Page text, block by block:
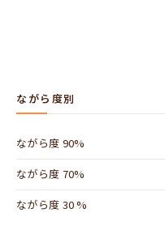
ながら度別
ながら度 90%
ながら度 70%
ながら度 30 %